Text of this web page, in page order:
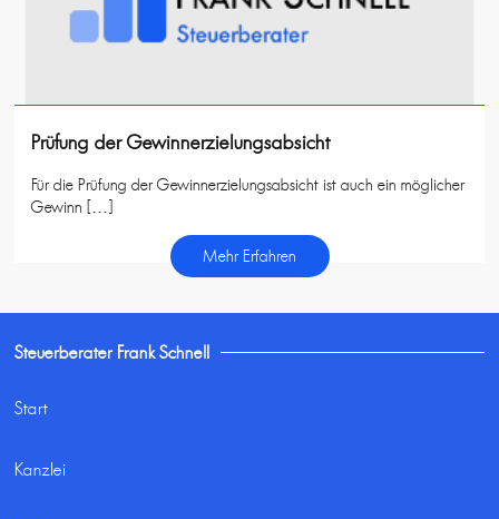
Prüfung der Gewinnerzielungsabsicht
Für die Prüfung der Gewinnerzielungsabsicht ist auch ein möglicher
Gewinn […]
Mehr Erfahren
Steuerberater Frank Schnell
Start
Kanzlei